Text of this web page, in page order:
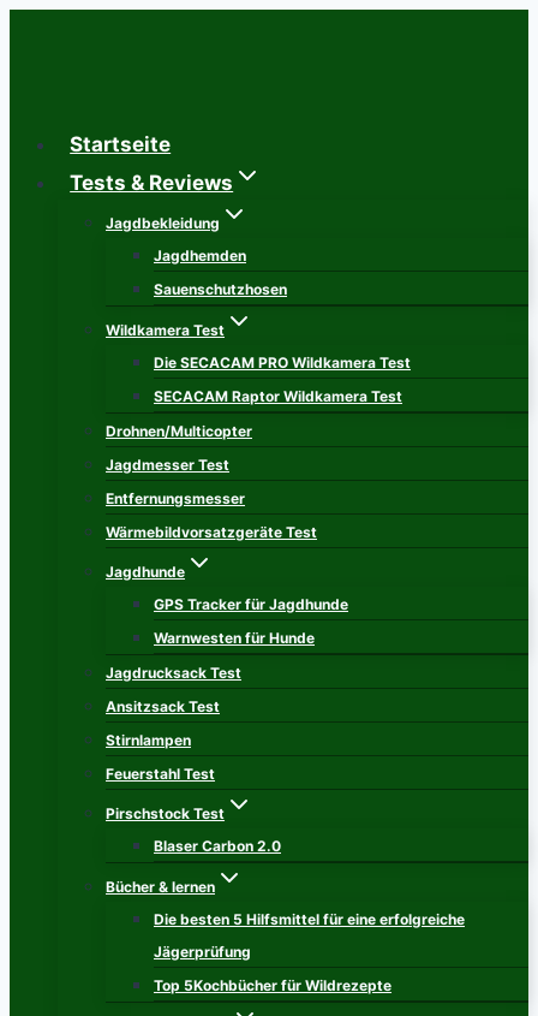
Startseite
Tests & Reviews
Jagdbekleidung
Jagdhemden
Sauenschutzhosen
Wildkamera Test
Die SECACAM PRO Wildkamera Test
SECACAM Raptor Wildkamera Test
Drohnen/Multicopter
Jagdmesser Test
Entfernungsmesser
Wärmebildvorsatzgeräte Test
Jagdhunde
GPS Tracker für Jagdhunde
Warnwesten für Hunde
Jagdrucksack Test
Ansitzsack Test
Stirnlampen
Feuerstahl Test
Pirschstock Test
Blaser Carbon 2.0
Bücher & lernen
Die besten 5 Hilfsmittel für eine erfolgreiche
Jägerprüfung
Top 5Kochbücher für Wildrezepte